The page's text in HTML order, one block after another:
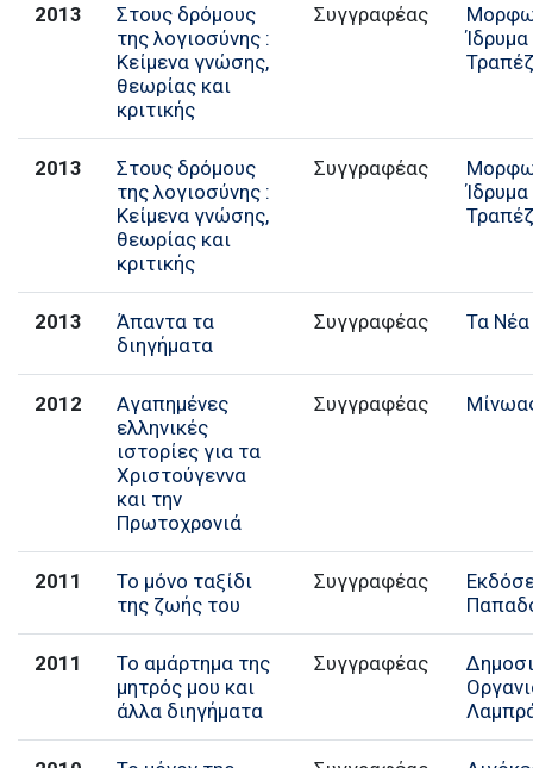
2013
Στους δρόμους
της λογιοσύνης :
Κείμενα γνώσης,
θεωρίας και
κριτικής
Συγγραφέας
2013
Στους δρόμους
της λογιοσύνης :
Κείμενα γνώσης,
θεωρίας και
κριτικής
Συγγραφέας
2013
Άπαντα τα
διηγήματα
Συγγραφέας Τα Νέα
2012
Αγαπημένες
ελληνικές
ιστορίες για τα
Χριστούγεννα
και την
Πρωτοχρονιά
Συγγραφέας
2011
Το μόνο ταξίδι
της ζωής του
Συγγραφέας
2011
Το αμάρτημα της
μητρός μου και
άλλα διηγήματα
Συγγραφέας